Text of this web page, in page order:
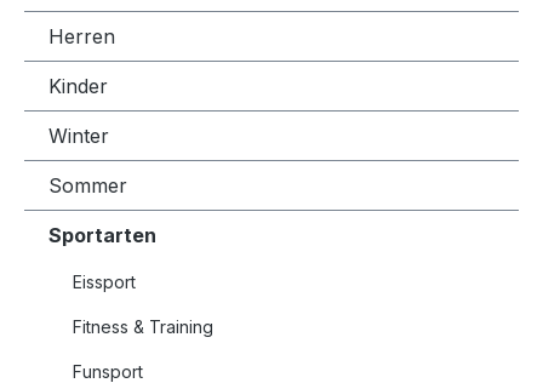
Herren
Kinder
Winter
Sommer
Sportarten
Eissport
Fitness & Training
Funsport